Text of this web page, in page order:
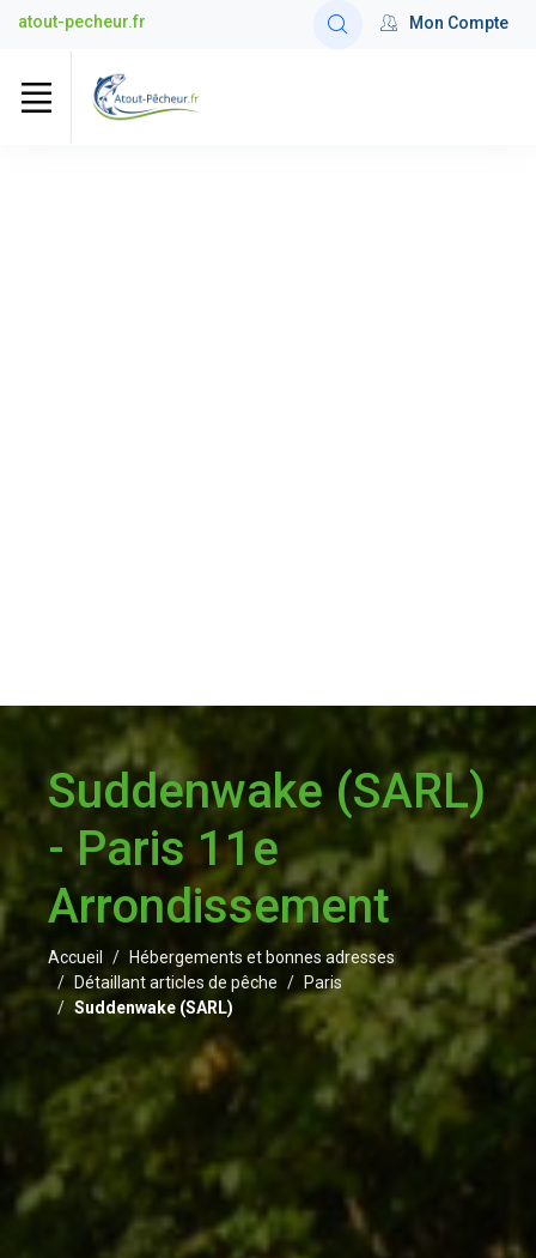
atout-pecheur.fr Mon Compte
Suddenwake (SARL)
- Paris 11e
Arrondissement
Accueil
Hébergements et bonnes adresses
Détaillant articles de pêche
Paris
Suddenwake (SARL)